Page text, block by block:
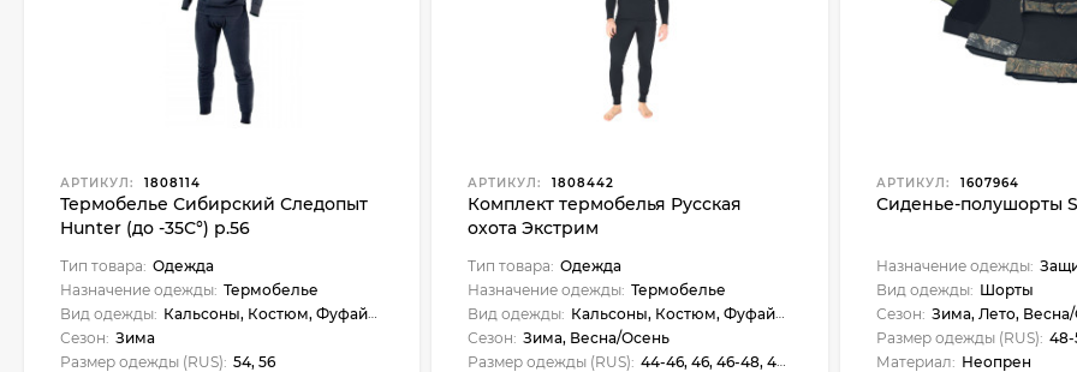
АРТИКУЛ: 1808114
Термобелье Сибирский Следопыт
Hunter (до -35С°) р.56
Тип товара: Одежда
Назначение одежды: Термобелье
Вид одежды: Кальсоны, Костюм, Фуфайка
Сезон: Зима
Размер одежды (RUS): 54, 56
АРТИКУЛ: 1808442
Комплект термобелья Русская
охота Экстрим
Тип товара: Одежда
Назначение одежды: Термобелье
Вид одежды: Кальсоны, Костюм, Фуфайка
Сезон: Зима, Весна/Осень
Размер одежды (RUS): 44-46, 46, 46-48, 48, 48-50, 50, 50-52, 52, 52-54, 54, 54-56, 56, 56-58, 58-60, 60
АРТИКУЛ: 1607964
Сиденье-полушорты
Назначение одежды:
Вид одежды: Шорты
Сезон: Зима, Лето, Весна/
Размер одежды (RUS): 48-
Материал: Неопрен